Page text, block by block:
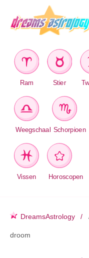
Ram Stier
Weegschaal Schorpioen
Vissen Horoscopen
DreamsAstrology
droom